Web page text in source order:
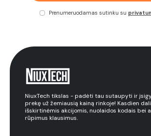
Prenumeruodamas sutinku su
NiuxTech tikslas - padėti tau sutaupyti ir
prekę už žemiausią kainą rinkoje! Kasdien
išskirtinėmis akcijomis, nuolaidos kodais bei
rūpimus klausimus.